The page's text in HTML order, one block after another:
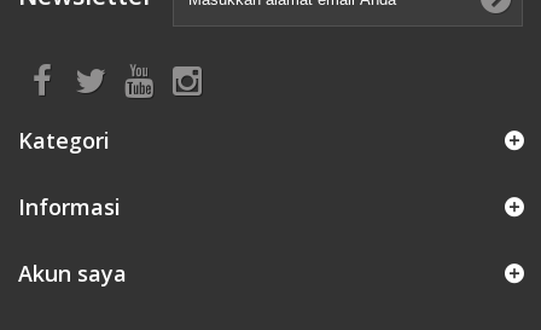
Kategori
Informasi
Akun saya